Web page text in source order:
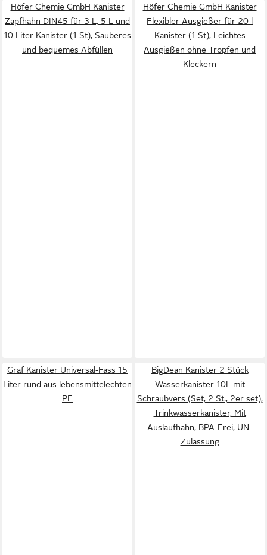
Höfer Chemie GmbH Kanister
Zapfhahn DIN45 für 3 L, 5 L und
10 Liter Kanister (1 St), Sauberes
und bequemes Abfüllen
Höfer Chemie GmbH Kanister
Flexibler Ausgießer für 20 l
Kanister (1 St), Leichtes
Ausgießen ohne Tropfen und
Kleckern
Graf Kanister Universal-Fass 15
Liter rund aus lebensmittelechten
PE
BigDean Kanister 2 Stück
Wasserkanister 10L mit
Schraubvers (Set, 2 St., 2er set),
Trinkwasserkanister, Mit
Auslaufhahn, BPA-Frei, UN-
Zulassung